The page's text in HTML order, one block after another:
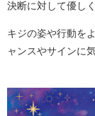
決断に対して優し
キジの姿や行動を
ャンスやサインに